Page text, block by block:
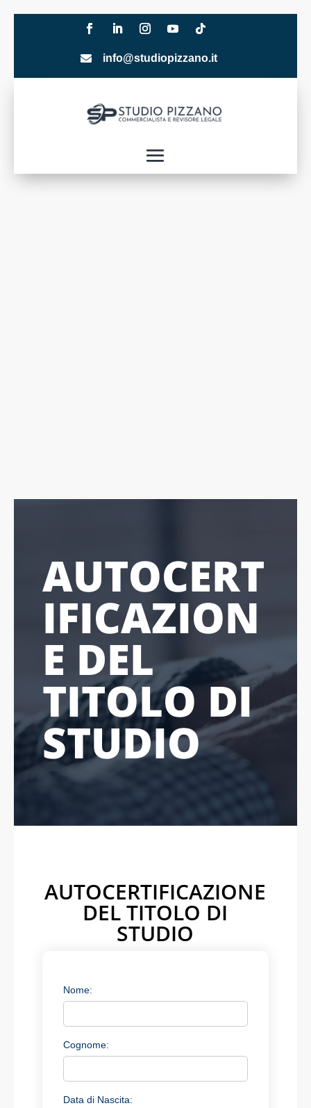
 info@studiopizzano.it
AUTOCERT
IFICAZION
E DEL
TITOLO DI
STUDIO
AUTOCERTIFICAZIONE
DEL TITOLO DI
STUDIO
Nome:
Cognome:
Data di Nascita: